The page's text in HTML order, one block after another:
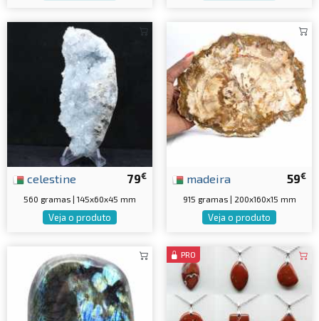
79€
celestine
560 gramas | 145x60x45 mm
Veja o produto
59€
madeira
915 gramas | 200x160x15 mm
Veja o produto
PRO